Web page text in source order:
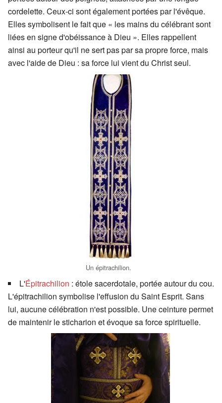
cordelette. Ceux-ci sont également portées par l'évêque.
Elles symbolisent le fait que « les mains du célébrant sont
liées en signe d'obéissance à Dieu ». Elles rappellent
ainsi au porteur qu'il ne sert pas par sa propre force, mais
avec l'aide de Dieu : sa force lui vient du Christ seul.
Un épitrachilion.
L'Épitrachilion : étole sacerdotale, portée autour du cou.
L'épitrachilion symbolise l'effusion du Saint Esprit. Sans
lui, aucune célébration n'est possible. Une ceinture permet
de maintenir le sticharion et évoque sa force spirituelle.